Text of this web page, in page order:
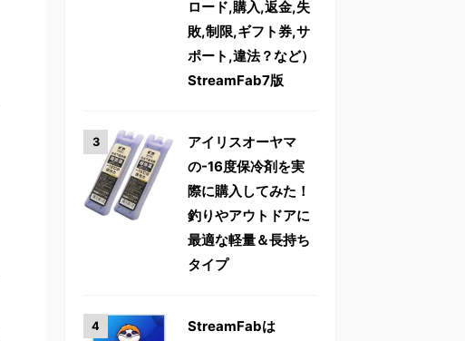
ロード,購入,返金,失
敗,制限,ギフト券,サ
ポート,違法？など）
StreamFab7版
アイリスオーヤマ
の-16度保冷剤を実
際に購入してみた！
釣りやアウトドアに
最適な軽量＆長持ち
タイプ
StreamFabは